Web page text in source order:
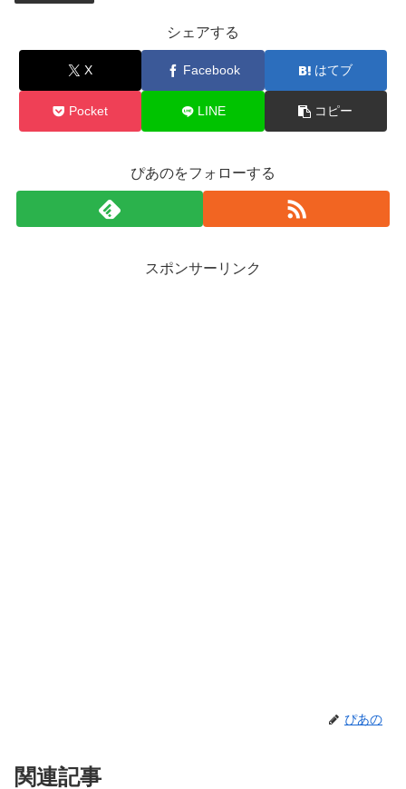
シェアする
X Facebook はてブ
Pocket LINE コピー
ぴあのをフォローする
スポンサーリンク
ぴあの
関連記事